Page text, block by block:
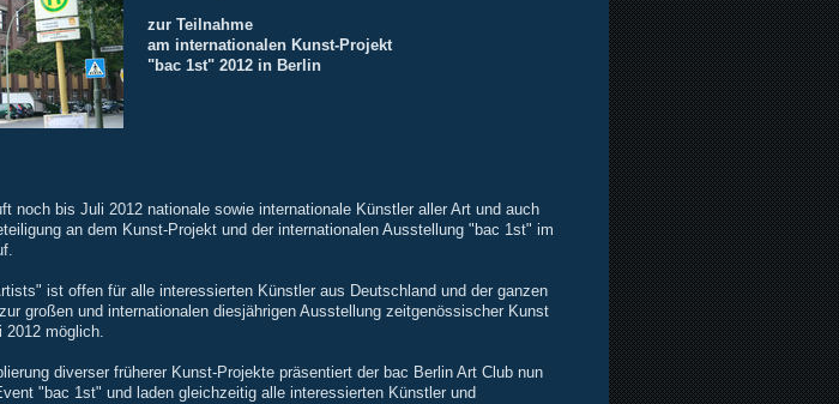
zur Teilnahme
am internationalen Kunst-Projekt
"bac 1st" 2012 in Berlin
noch bis Juli 2012 nationale sowie internationale Künstler aller Art und auch
an dem Kunst-Projekt und der internationalen Ausstellung "bac 1st" im
ist offen für alle interessierten Künstler aus Deutschland und der ganzen
großen und internationalen diesjährigen Ausstellung zeitgenössischer Kunst
2012 möglich.
diverser früherer Kunst-Projekte präsentiert der bac Berlin Art Club nun
"bac 1st" und laden gleichzeitig alle interessierten Künstler und